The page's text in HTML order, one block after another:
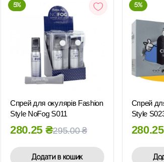
5%
ШВИДКИЙ
Спрей для окулярів Fashion
Style NoFog S011
295.00₴
280.25 ₴
Додати в кошик
5%
Спрей
Style